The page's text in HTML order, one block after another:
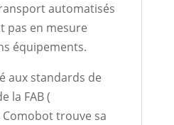
automatisés
pas en mesure
équipements.
aux standards de
la FAB (
Comobot trouve sa